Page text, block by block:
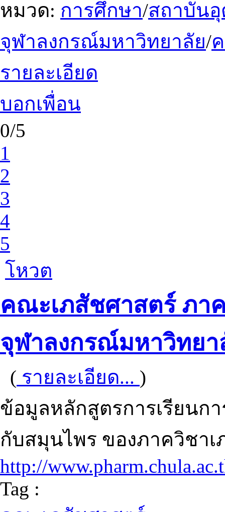
หมวด: การศึกษา/สถาบัน
จุฬาลงกรณ์มหาวิทยาลัย/
รายละเอียด
บอกเพื่อน
0/5
1
2
3
4
5
โหวต
คณะเภสัชศาสตร์ ภา
จุฬาลงกรณ์มหาวิทยา
( รายละเอียด... )
ข้อมูลหลักสูตรการเรียนก
กับสมุนไพร ของภาควิชา
http://
Tag :